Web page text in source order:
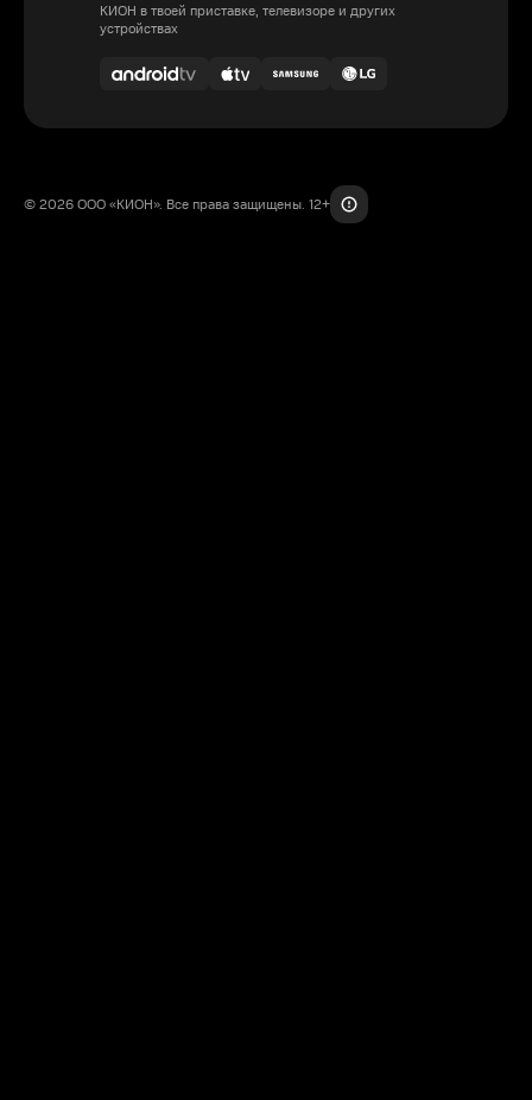
КИОН в твоей приставке, телевизоре и других
устройствах
© 2026 ООО «КИОН». Все права защищены. 12+